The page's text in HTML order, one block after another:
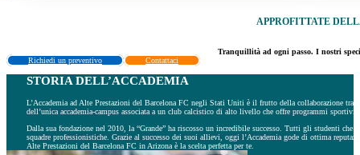
APPROFITTATE
Tranquillità ad ogni passo. I nostri
Richiedi un preventivo
Contattaci
STORIA DELL’ACCADEMIA
L’Accademia ad Alte Prestazioni del Barcelona FC negli Stati Uniti è il frutto della collaborazione
dell’unica accademia-campus associata a un club calcistico di alto livello che offre programmi
Dalla sua fondazione nel 2010, la “Grande” ha riscosso un incredibile successo. Tutti gli studenti che
squadre professionistiche. Grazie al successo dei suoi allievi, oggi l’Accademia gode di ottima
Alte Prestazioni del Barcelona FC in Arizona è la scelta perfetta per te.